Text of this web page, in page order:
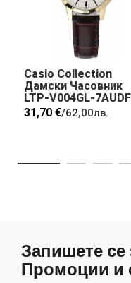
Casio Collection
Дамски Часовник
LTP-V004GL-7AUDF
31,70 €/62,00лв.
Запишете се
Промоции и